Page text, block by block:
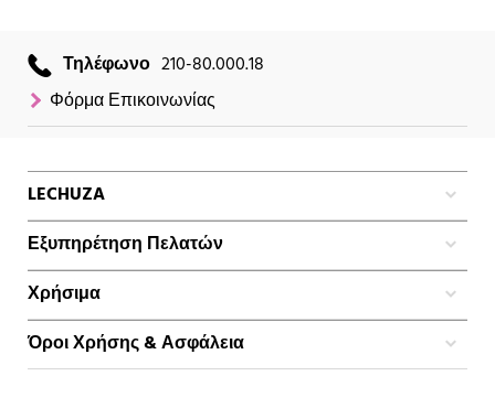
Τηλέφωνο 210-80.000.18
Φόρμα Επικοινωνίας
LECHUZA
Εξυπηρέτηση Πελατών
Χρήσιμα
Όροι Χρήσης & Ασφάλεια